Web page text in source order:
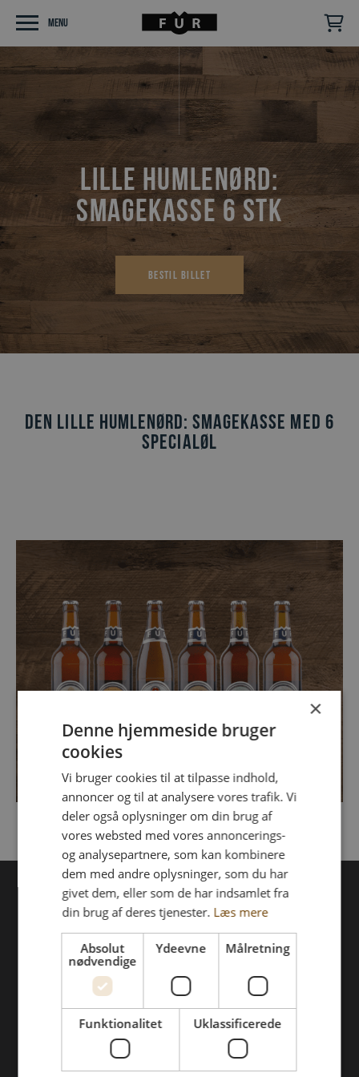
Menu
Følg os
Vælg sprog
Lille Humlenørd:
Smagekasse 6 stk
Bestil billet
Den Lille Humlenørd: Smagekasse med 6
specialøl
Fur bryghus
Events & koncerter
Gårdbutik og ølbar
Job hos os
×
Denne hjemmeside bruger
cookies
Vi bruger cookies til at tilpasse indhold,
annoncer og til at analysere vores trafik. Vi
deler også oplysninger om din brug af
vores websted med vores annoncerings-
og analysepartnere, som kan kombinere
dem med andre oplysninger, som du har
givet dem, eller som de har indsamlet fra
din brug af deres tjenester. Læs mere
Absolut
nødvendige
Ydeevne Målretning
Funktionalitet Uklassificerede